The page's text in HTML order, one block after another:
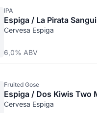
IPA
Espiga / La Pirata
Cervesa Espiga
6,0% ABV
Fruited Gose
Espiga / Dos Kiwis Two
Cervesa Espiga